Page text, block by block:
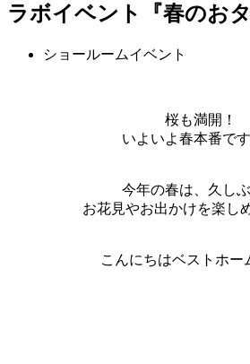
ラボイベント『春のお
ショールームイベント
桜も満開！
いよいよ春本番です
今年の春は、久し
お花見やお出かけを楽し
こんにちはベストホー